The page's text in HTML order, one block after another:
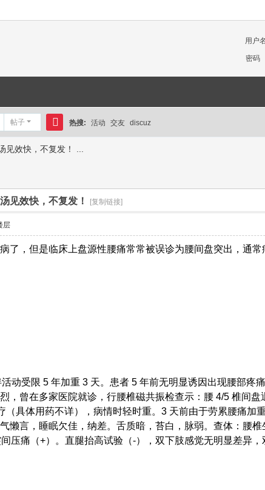
用户名
密码
帖子
搜
索
热搜: 活动 交友 discuz
效快，不复发！ ...
见效快，不复发！ [复制链接]
层
了，但是临床上盘源性腰痛常常被误诊为腰间盘突出，通常
动受限 5 年加重 3 天。患者 5 年前无明显诱因出现腰部疼
，曾在多家医院就诊，行腰椎磁共振检查示：腰 4/5 椎间
（具体用药不详），病情时轻时重。3 天前由于劳累腰痛加
懒言，睡眠欠佳，纳差。舌质暗，苔白，脉弱。查体：腰
压痛（+）。直腿抬高试验（-），双下肢感觉无明显差异